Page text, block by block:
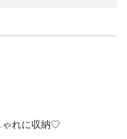
ゃれに収納♡